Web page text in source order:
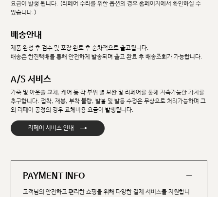
요금이 발생 됩니다. (리페어 수리를 위한 옵션의 경우 홈페이지에서 확인하실 수
있습니다.)
배송안내
제품 완성 후 검수 및 포장 완료 후 순차적으로 출고됩니다.
배송은 한진택배를 통해 안전하게 발송되며 출고 완료 후 배송조회가 가능합니다.
A/S 서비스
가죽 및 아웃솔 교체, 케어 등 각 부위 별 보완 및 리페어를 통해 지속가능한 가치를
추구합니다. 접착, 재봉, 부착 불량, 발볼 및 발등 수정은 무상으로 처리가능하며 그
외 리페어 공정의 경우 교체비용 요금이 발생됩니다.
리페어 서비스 안내 →
PAYMENT INFO
고객님의 안전하고 편리한 쇼핑을 위해 다양한 결제 서비스를 지원합니